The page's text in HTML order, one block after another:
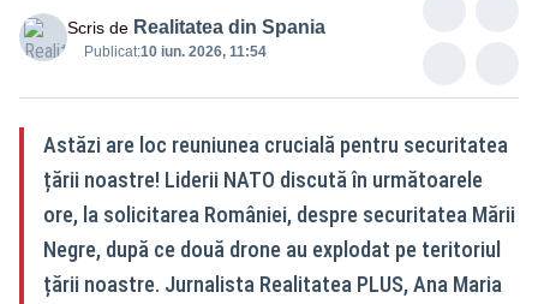
Scris de Realitatea din Spania
Publicat:10 iun. 2026, 11:54
Astăzi are loc reuniunea crucială pentru securitatea
țării noastre! Liderii NATO discută în următoarele
ore, la solicitarea României, despre securitatea Mării
Negre, după ce două drone au explodat pe teritoriul
țării noastre. Jurnalista Realitatea PLUS, Ana Maria